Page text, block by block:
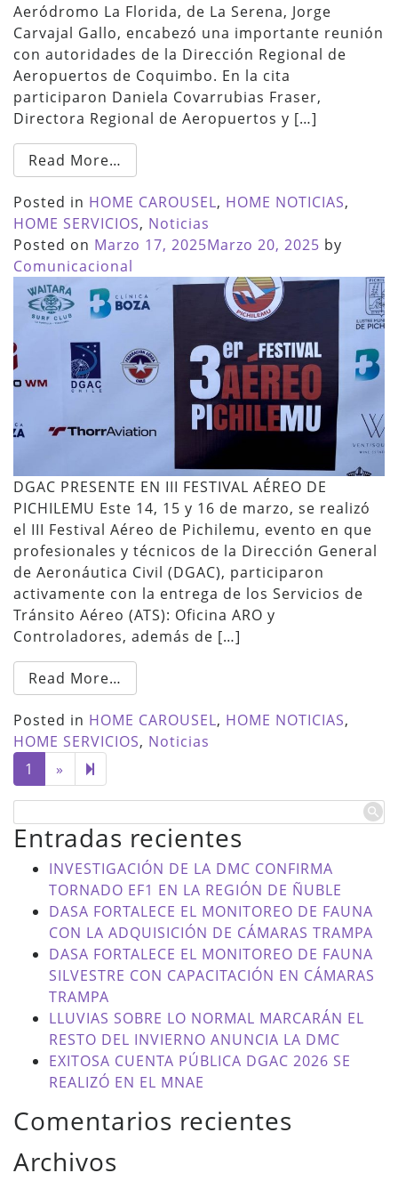
Aeródromo La Florida, de La Serena, Jorge
Carvajal Gallo, encabezó una importante reunión
con autoridades de la Dirección Regional de
Aeropuertos de Coquimbo. En la cita
participaron Daniela Covarrubias Fraser,
Directora Regional de Aeropuertos y […]
Read More…
Posted in HOME CAROUSEL, HOME NOTICIAS,
HOME SERVICIOS, Noticias
Posted on Marzo 17, 2025Marzo 20, 2025 by
Comunicacional
DGAC PRESENTE EN III FESTIVAL AÉREO DE
PICHILEMU Este 14, 15 y 16 de marzo, se realizó
el III Festival Aéreo de Pichilemu, evento en que
profesionales y técnicos de la Dirección General
de Aeronáutica Civil (DGAC), participaron
activamente con la entrega de los Servicios de
Tránsito Aéreo (ATS): Oficina ARO y
Controladores, además de […]
Read More…
Posted in HOME CAROUSEL, HOME NOTICIAS,
HOME SERVICIOS, Noticias
1
» Next
page
Entradas recientes
INVESTIGACIÓN DE LA DMC CONFIRMA
TORNADO EF1 EN LA REGIÓN DE ÑUBLE
DASA FORTALECE EL MONITOREO DE FAUNA
CON LA ADQUISICIÓN DE CÁMARAS TRAMPA
DASA FORTALECE EL MONITOREO DE FAUNA
SILVESTRE CON CAPACITACIÓN EN CÁMARAS
TRAMPA
LLUVIAS SOBRE LO NORMAL MARCARÁN EL
RESTO DEL INVIERNO ANUNCIA LA DMC
EXITOSA CUENTA PÚBLICA DGAC 2026 SE
REALIZÓ EN EL MNAE
Comentarios recientes
Archivos